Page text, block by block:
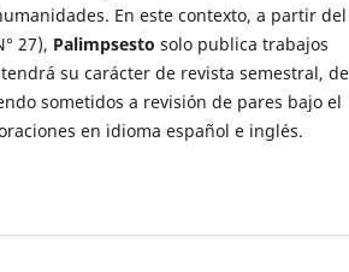
En este contexto, a partir del
27), Palimpsesto solo publica trabajos
su carácter de revista semestral, de
sometidos a revisión de pares bajo el
en idioma español e inglés.